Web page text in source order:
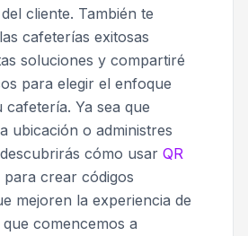
cliente. También te
cafeterías exitosas
soluciones y compartiré
para elegir el enfoque
Ya sea que
ubicación o administres
cómo usar QR
para crear códigos
mejoren la experiencia de
que comencemos a